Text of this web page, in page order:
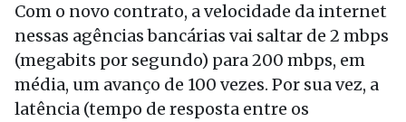
Com o novo contrato, a velocidade da internet
nessas agências bancárias vai saltar de 2 mbps
(megabits por segundo) para 200 mbps, em
média, um avanço de 100 vezes. Por sua vez, a
latência (tempo de resposta entre os